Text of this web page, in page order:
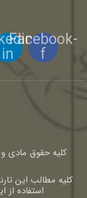
Facebook-
f
in
كليه حقوق مادی و
کلیه مطالب این
استفاده